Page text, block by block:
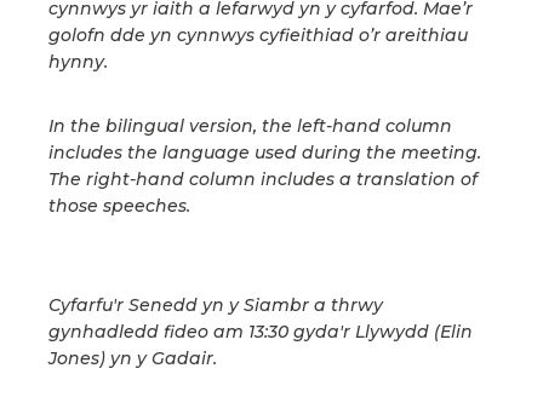
cynnwys yr iaith a lefarwyd yn y cyfarfod. Mae’r
golofn dde yn cynnwys cyfieithiad o’r areithiau
hynny.
In the bilingual version, the left-hand column
includes the language used during the meeting.
The right-hand column includes a translation of
those speeches.
Cyfarfu'r Senedd yn y Siambr a thrwy
gynhadledd fideo am 13:30 gyda'r Llywydd (Elin
Jones) yn y Gadair.